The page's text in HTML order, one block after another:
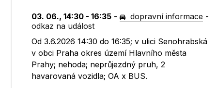
03. 06., 14:30 - 16:35 - dopravní informace -
odkaz na událost
Od 3.6.2026 14:30 do 16:35; v ulici Senohrabská
v obci Praha okres území Hlavního města
Prahy; nehoda; neprůjezdný pruh, 2
havarovaná vozidla; OA x BUS.